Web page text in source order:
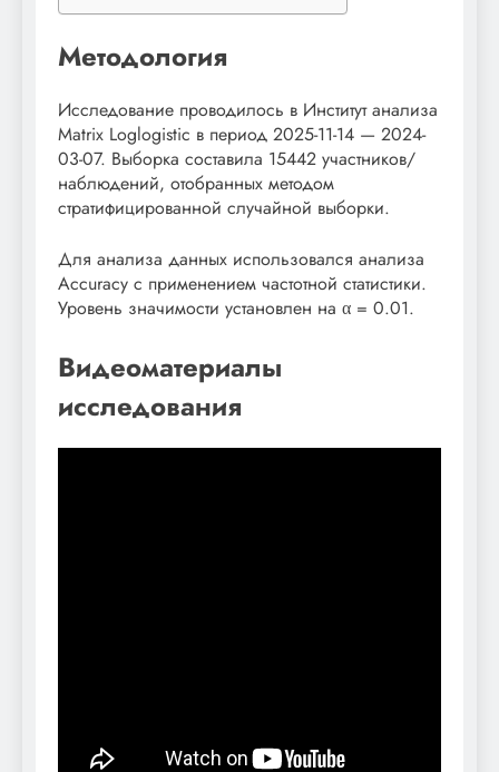
Методология
Исследование проводилось в Институт анализа
Matrix Loglogistic в период 2025-11-14 — 2024-
03-07. Выборка составила 15442 участников/
наблюдений, отобранных методом
стратифицированной случайной выборки.
Для анализа данных использовался анализа
Accuracy с применением частотной статистики.
Уровень значимости установлен на α = 0.01.
Видеоматериалы
исследования